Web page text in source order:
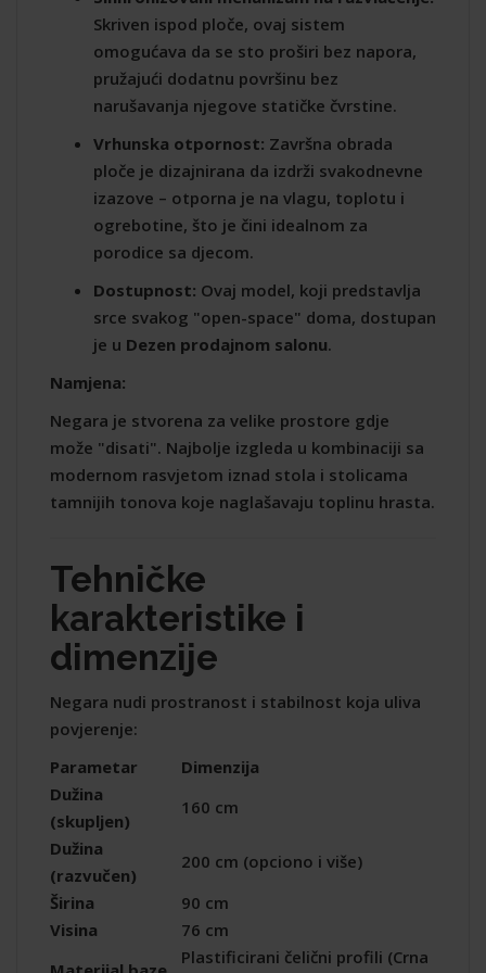
Skriven ispod ploče, ovaj sistem
omogućava da se sto proširi bez napora,
pružajući dodatnu površinu bez
narušavanja njegove statičke čvrstine.
Vrhunska otpornost: Završna obrada
ploče je dizajnirana da izdrži svakodnevne
izazove – otporna je na vlagu, toplotu i
ogrebotine, što je čini idealnom za
porodice sa djecom.
Dostupnost: Ovaj model, koji predstavlja
srce svakog "open-space" doma, dostupan
je u Dezen prodajnom salonu.
Namjena:
Negara je stvorena za velike prostore gdje
može "disati". Najbolje izgleda u kombinaciji sa
modernom rasvjetom iznad stola i stolicama
tamnijih tonova koje naglašavaju toplinu hrasta.
Tehničke
karakteristike i
dimenzije
Negara nudi prostranost i stabilnost koja uliva
povjerenje:
Parametar
Dimenzija
Dužina
(skupljen)
160 cm
Dužina
(razvučen)
200 cm (opciono i više)
Širina
90 cm
Visina
76 cm
Plastificirani čelični profili (Crna